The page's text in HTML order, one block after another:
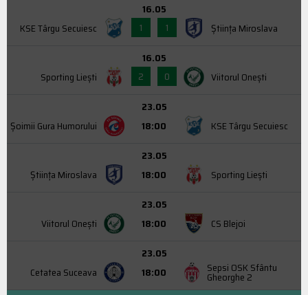
KSE Târgu Secuiesc
16.05
1
1 Știința Miroslava
Sporting Liești
16.05
2
0 Viitorul Onești
Şoimii Gura Humorului
23.05
18:00
KSE Târgu Secuiesc
Știința Miroslava
23.05
18:00
Sporting Liești
Viitorul Onești
23.05
18:00
CS Blejoi
Cetatea Suceava
23.05
18:00
Sepsi OSK Sfântu
Gheorghe 2